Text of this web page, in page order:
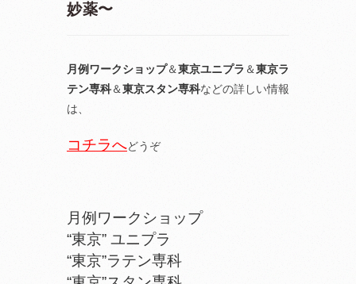
妙薬〜
月例ワークショップ＆東京ユニプラ ＆東京ラ
テン専科＆東京スタン専科などの詳しい情報
は、
コチラへどうぞ
月例ワークショップ
“東京” ユニプラ
“東京”ラテン専科